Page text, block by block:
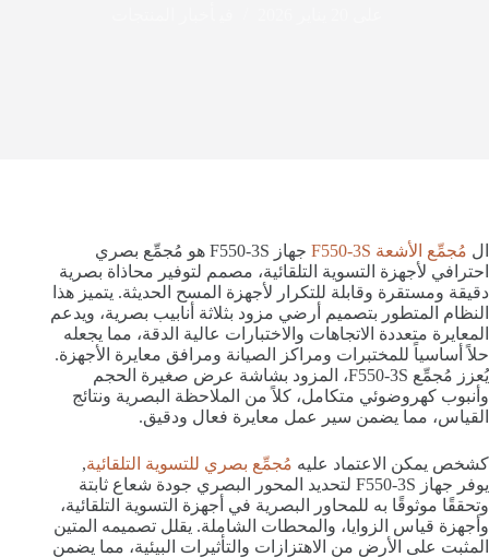
ال مُجمِّع الأشعة F550-3S
جهاز F550-3S هو مُجمِّع بصري
احترافي لأجهزة التسوية التلقائية، مصمم لتوفير محاذاة بصرية
دقيقة ومستقرة وقابلة للتكرار لأجهزة المسح الحديثة. يتميز هذا
النظام المتطور بتصميم أرضي مزود بثلاثة أنابيب بصرية، ويدعم
المعايرة متعددة الاتجاهات والاختبارات عالية الدقة، مما يجعله
حلاً أساسياً للمختبرات ومراكز الصيانة ومرافق معايرة الأجهزة.
يُعزز مُجمِّع F550-3S، المزود بشاشة عرض صغيرة الحجم
وأنبوب كهروضوئي متكامل، كلاً من الملاحظة البصرية ونتائج
القياس، مما يضمن سير عمل معايرة فعال ودقيق.
كشخص يمكن الاعتماد عليه مُجمِّع بصري للتسوية التلقائية,
يوفر جهاز F550-3S لتحديد المحور البصري جودة شعاع ثابتة
وتحققًا موثوقًا به للمحاور البصرية في أجهزة التسوية التلقائية،
وأجهزة قياس الزوايا، والمحطات الشاملة. يقلل تصميمه المتين
المثبت على الأرض من الاهتزازات والتأثيرات البيئية، مما يضمن